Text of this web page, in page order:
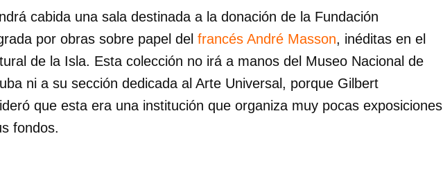
cabida una sala destinada a la donación de la Fundación
por obras sobre papel del francés André Masson, inéditas en el
de la Isla. Esta colección no irá a manos del Museo Nacional de
ni a su sección dedicada al Arte Universal, porque Gilbert
que esta era una institución que organiza muy pocas exposiciones
fondos.